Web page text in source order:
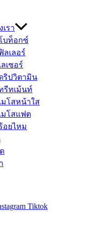
รา
บท็อกซ์
ลเลอร์
ลเซอร์
ริปวิตามิน
รีทเม้นท์
มโสหน้าใส
มโสแฟต
อยไหม
Tiktok